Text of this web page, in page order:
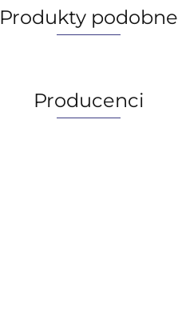
Produkty podobne
Producenci